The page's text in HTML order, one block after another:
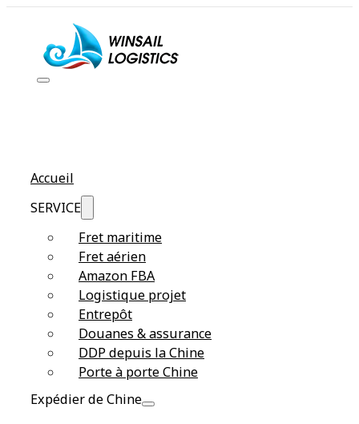
Accueil
SERVICE
Fret maritime
Fret aérien
Amazon FBA
Logistique projet
Entrepôt
Douanes & assurance
DDP depuis la Chine
Porte à porte Chine
Expédier de Chine